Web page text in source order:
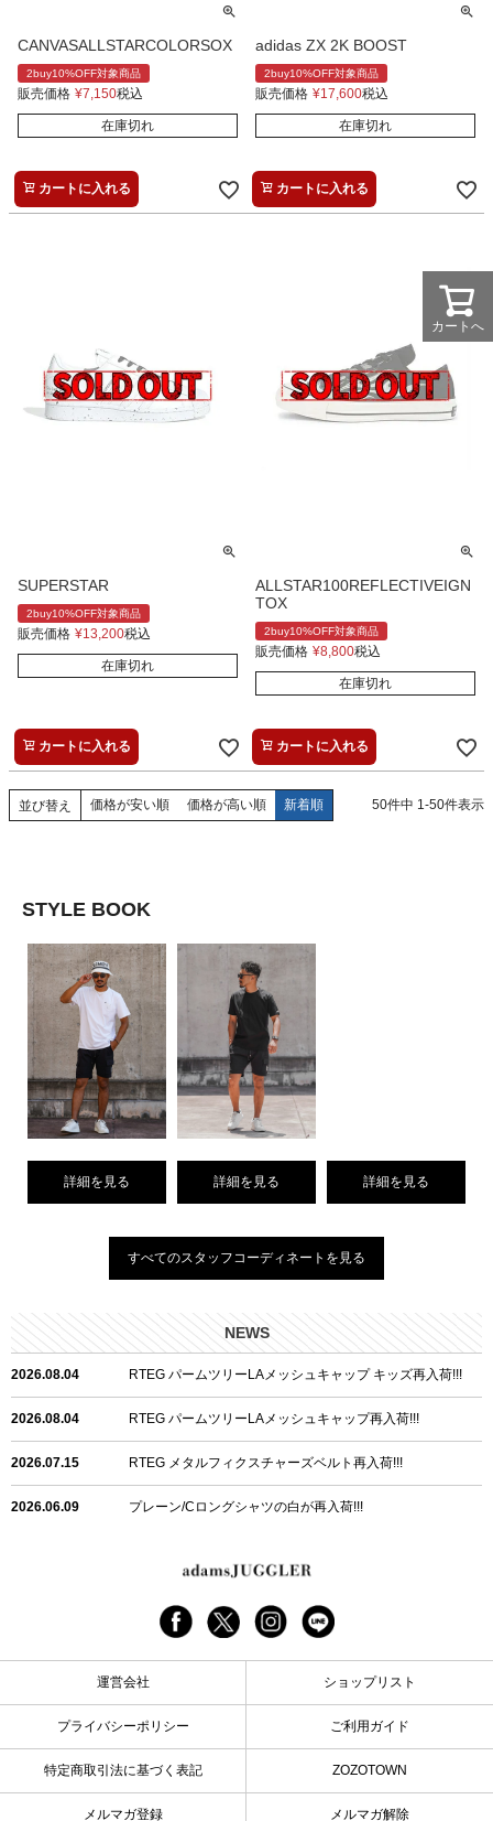
CANVASALLSTARCOLORSOX
2buy10%OFF対象商品
販売価格 ¥7,150税込
在庫切れ
カートに入れる
adidas ZX 2K BOOST
2buy10%OFF対象商品
販売価格 ¥17,600税込
在庫切れ
カートに入れる
SUPERSTAR
2buy10%OFF対象商品
販売価格 ¥13,200税込
在庫切れ
カートに入れる
ALLSTAR100REFLECTIVEIGN
TOX
2buy10%OFF対象商品
販売価格 ¥8,800税込
在庫切れ
カートに入れる
並び替え 価格が安い順 価格が高い順 新着順 50件中 1-50件表示
カートへ
STYLE BOOK
詳細を見る 詳細を見る 詳細を見る
すべてのスタッフコーディネートを見る
NEWS
2026.08.04 RTEG パームツリーLAメッシュキャップ キッズ再入荷!!!
2026.08.04 RTEG パームツリーLAメッシュキャップ再入荷!!!
2026.07.15 RTEG メタルフィクスチャーズベルト再入荷!!!
2026.06.09 プレーン/Cロングシャツの白が再入荷!!!
24/フリンジデニムロングパンツ再入荷!!!
G/グレーペイントデニムロングパンツ再入荷!!!
2026.04.23 I.W.D.Rデニムロングパンツ再入荷!!!
2026.04.23 ケミカルブラックデニムロングパンツ再入荷!!!
RTEG R.S&Dデニムロングパンツ再入荷!!!
運営会社 ショップリスト
プライバシーポリシー ご利用ガイド
特定商取引法に基づく表記 ZOZOTOWN
メルマガ登録 メルマガ解除